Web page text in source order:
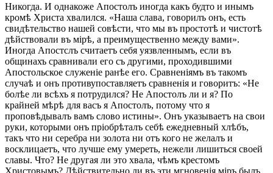
Никогда. И однакоже Апостолъ иногда какъ будто и инымъ
кромѣ Христа хвалился. «Наша слава, говорилъ онъ, есть
свидѣтельство нашей совѣсти, что мы въ простотѣ и чистотѣ
дѣйствовали въ мірѣ, а преимущественно между вами».
Иногда Апостслъ считаетъ себя уязвленнымъ, если въ
общинахъ сравнивали его съ другими, проходившими
Апостольское служеніе ранѣе его. Сравненіямъ въ такомъ
случаѣ и онъ противупоставляетъ сравненія и говоритъ: «Не
болѣе ли всѣхъ я потрудился? Не Апостолъ ли и я? По
крайней мѣрѣ для васъ я Апостолъ, потому что я
проповѣдывалъ вамъ слово истины». Онъ указываетъ на свои
руки, которыми онъ пріобрѣталъ себѣ ежедневный хлѣбъ,
такъ что ни серебра ни золота ни отъ кого не желалъ и
восклицаетъ, что лучше ему умереть, нежели лишиться своей
славы. Что? Не другая ли это хвала, чѣмъ крестомъ
Христовымъ? Дѣйствительно ли въ эти мгновенія міръ былъ